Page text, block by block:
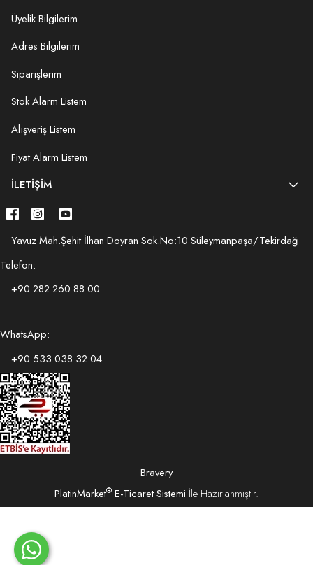
Üyelik Bilgilerim
Adres Bilgilerim
Siparişlerim
Stok Alarm Listem
Alışveriş Listem
Fiyat Alarm Listem
İLETIŞIM
Yavuz Mah.Şehit İlhan Doyran Sok.No:10 Süleymanpaşa/Tekirdağ
Telefon:
+90 282 260 88 00
WhatsApp:
+90 533 038 32 04
Bravery
PlatinMarket® E-Ticaret Sistemi İle Hazırlanmıştır.